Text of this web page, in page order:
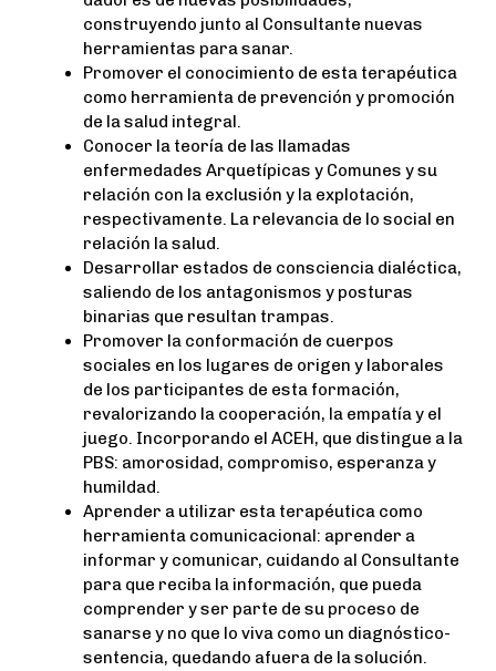
construyendo junto al Consultante nuevas
herramientas para sanar.
Promover el conocimiento de esta terapéutica
como herramienta de prevención y promoción
de la salud integral.
Conocer la teoría de las llamadas
enfermedades Arquetípicas y Comunes y su
relación con la exclusión y la explotación,
respectivamente. La relevancia de lo social en
relación la salud.
Desarrollar estados de consciencia dialéctica,
saliendo de los antagonismos y posturas
binarias que resultan trampas.
Promover la conformación de cuerpos
sociales en los lugares de origen y laborales
de los participantes de esta formación,
revalorizando la cooperación, la empatía y el
juego. Incorporando el ACEH, que distingue a la
PBS: amorosidad, compromiso, esperanza y
humildad.
Aprender a utilizar esta terapéutica como
herramienta comunicacional: aprender a
informar y comunicar, cuidando al Consultante
para que reciba la información, que pueda
comprender y ser parte de su proceso de
sanarse y no que lo viva como un diagnóstico-
sentencia, quedando afuera de la solución.